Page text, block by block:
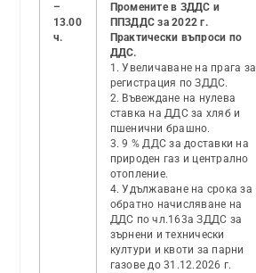
–
13.00
ч.
Промените в ЗДДС и
ППЗДДС за 2022 г.
Практически въпроси по
ДДС.
1. Увеличаване на прага за
регистрация по ЗДДС.
2. Въвеждане на нулева
ставка на ДДС за хляб и
пшенични брашно.
3. 9 % ДДС за доставки на
природен газ и централно
отопление.
4. Удължаване на срока за
обратно начисляване на
ДДС по чл.163а ЗДДС за
зърнени и технически
култури и квоти за парни
газове до 31.12.2026 г.